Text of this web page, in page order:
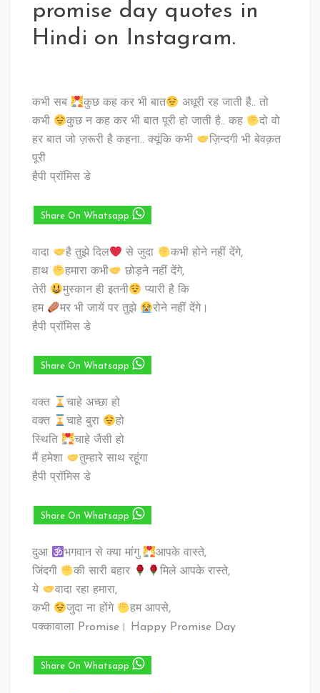
promise day quotes in
Hindi on Instagram.
कभी सब कुछ कह कर भी बात
अधूरी रह जाती है.. तो
कभी
कुछ न कह कर भी बात पूरी हो जाती है.. कह
दो वो
हर बात जो ज़रूरी है कहना.. क्यूंकि कभी
ज़िन्दगी भी बेवक़त
पूरी
हैपी प्रॉमिस डे
Share On Whatsapp
वादा है तुझे दिल से जुदा
कभी होने नहीं देंगे,
हाथ
हमारा कभी
छोड़ने नहीं देंगे,
तेरी
मुस्कान ही इतनी
प्यारी है कि
हम
मर भी जायें पर तुझे
रोने नहीं देंगे।
हैपी प्रॉमिस डे
Share On Whatsapp
वक्त
चाहे अच्छा हो
वक्त
चाहे बुरा
हो
स्थिति
चाहे जैसी हो
मैं हमेशा
तुम्हारे साथ रहूंगा
हैपी प्रॉमिस डे
Share On Whatsapp
दुआ भगवान से क्या मांगु
आपके वास्ते,
जिंदगी
की सारी बहार
मिले आपके रास्ते,
ये
वादा रहा हमारा,
कभी
जुदा ना होंगे
हम आपसे,
पक्कावाला Promise। Happy Promise Day
Share On Whatsapp